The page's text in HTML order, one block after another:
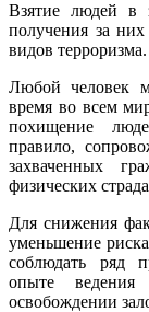
Взятие людей в
получения за
видов терроризма.
Любой человек
время во всем
похищение
правило,
захваченных
физических
Для снижения
уменьшение
соблюдать ряд
опыте
освобождении